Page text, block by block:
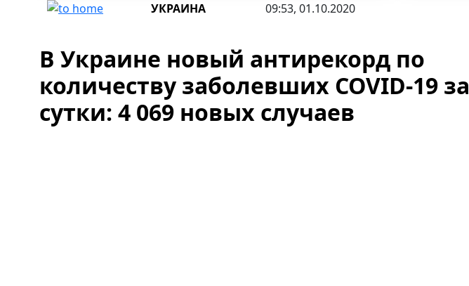
УКРАИНА 09:53, 01.10.2020
В Украине новый антирекорд по
количеству заболевших COVID-19 за
сутки: 4 069 новых случаев